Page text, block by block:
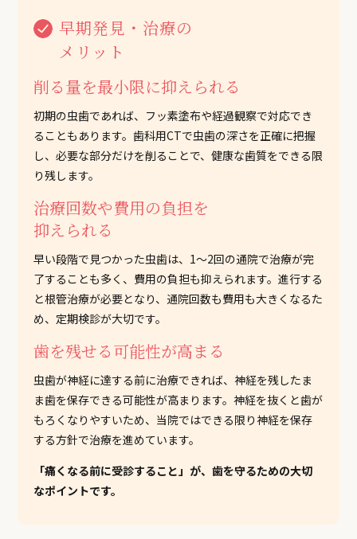
早期発見・治療の
メリット
削る量を最小限に抑えられる
初期の虫歯であれば、フッ素塗布や経過観察で対応でき
ることもあります。歯科用CTで虫歯の深さを正確に把握
し、必要な部分だけを削ることで、健康な歯質をできる限
り残します。
治療回数や費用の負担を
抑えられる
早い段階で見つかった虫歯は、1〜2回の通院で治療が完
了することも多く、費用の負担も抑えられます。進行する
と根管治療が必要となり、通院回数も費用も大きくなるた
め、定期検診が大切です。
歯を残せる可能性が高まる
虫歯が神経に達する前に治療できれば、神経を残したま
ま歯を保存できる可能性が高まります。神経を抜くと歯が
もろくなりやすいため、当院ではできる限り神経を保存
する方針で治療を進めています。
「痛くなる前に受診すること」が、歯を守るための大切
なポイントです。